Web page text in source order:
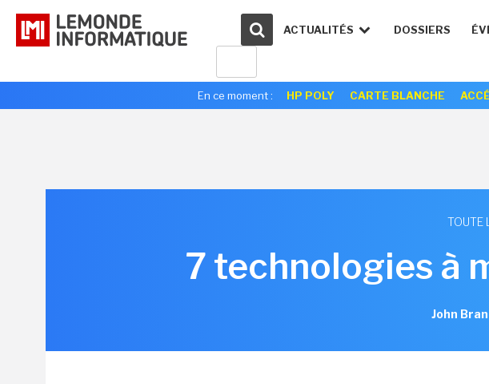
ACTUALITÉS DOSSIERS
En ce moment : HP POLY CARTE BLANCHE
TOUTE
7 technologies à
John